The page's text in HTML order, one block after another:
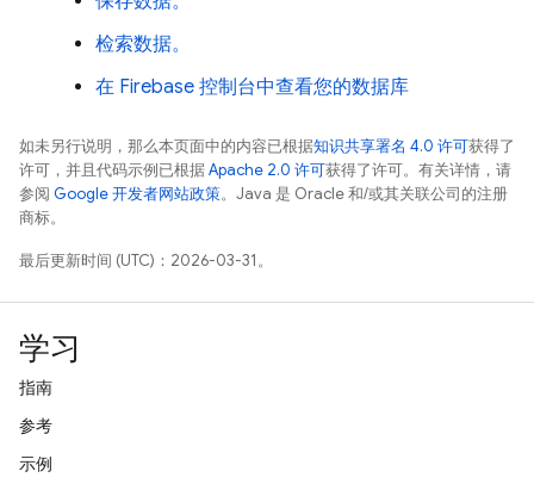
检索数据。
在 Firebase 控制台中查看您的数据库
如未另行说明，那么本页面中的内容已根据知识共享署名 4.0 许可获得了
许可，并且代码示例已根据Apache 2.0 许可获得了许可。有关详情，请
参阅 Google 开发者网站政策。Java 是 Oracle 和/或其关联公司的注册
商标。
最后更新时间 (UTC)：2026-03-31。
学习
指南
参考
示例